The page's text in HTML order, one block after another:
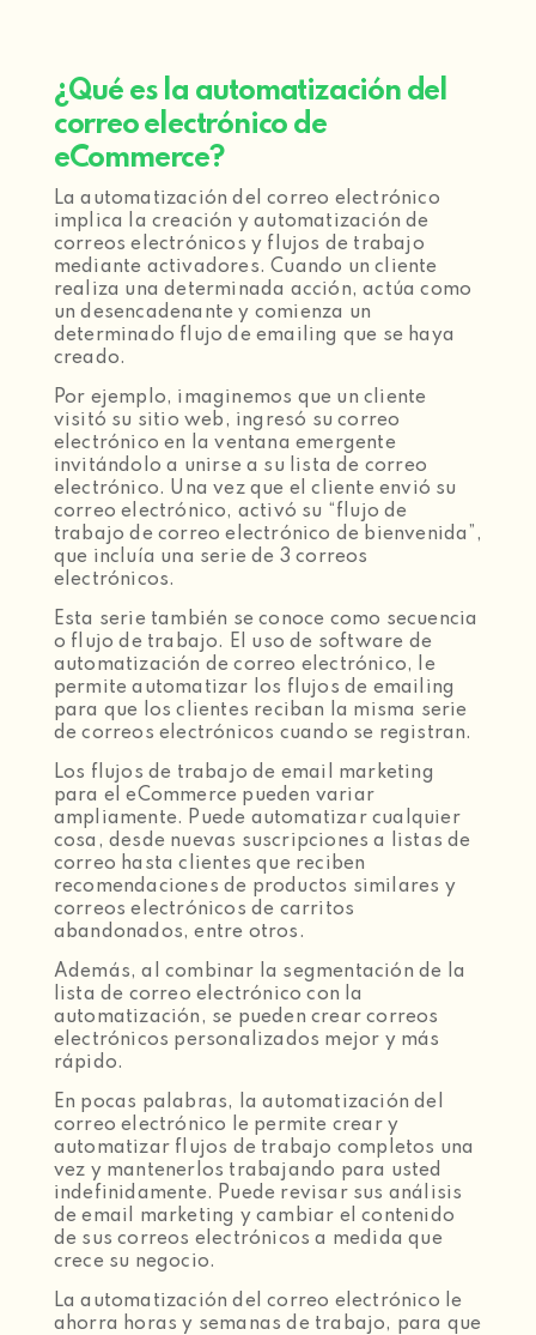
¿Qué es la automatización del
correo electrónico de
eCommerce?
La automatización del correo electrónico
implica la creación y automatización de
correos electrónicos y flujos de trabajo
mediante activadores. Cuando un cliente
realiza una determinada acción, actúa como
un desencadenante y comienza un
determinado flujo de emailing que se haya
creado.
Por ejemplo, imaginemos que un cliente
visitó su sitio web, ingresó su correo
electrónico en la ventana emergente
invitándolo a unirse a su lista de correo
electrónico. Una vez que el cliente envió su
correo electrónico, activó su “flujo de
trabajo de correo electrónico de bienvenida”,
que incluía una serie de 3 correos
electrónicos.
Esta serie también se conoce como secuencia
o flujo de trabajo. El uso de software de
automatización de correo electrónico, le
permite automatizar los flujos de emailing
para que los clientes reciban la misma serie
de correos electrónicos cuando se registran.
Los flujos de trabajo de email marketing
para el eCommerce pueden variar
ampliamente. Puede automatizar cualquier
cosa, desde nuevas suscripciones a listas de
correo hasta clientes que reciben
recomendaciones de productos similares y
correos electrónicos de carritos
abandonados, entre otros.
Además, al combinar la segmentación de la
lista de correo electrónico con la
automatización, se pueden crear correos
electrónicos personalizados mejor y más
rápido.
En pocas palabras, la automatización del
correo electrónico le permite crear y
automatizar flujos de trabajo completos una
vez y mantenerlos trabajando para usted
indefinidamente. Puede revisar sus análisis
de email marketing y cambiar el contenido
de sus correos electrónicos a medida que
crece su negocio.
La automatización del correo electrónico le
ahorra horas y semanas de trabajo, para que